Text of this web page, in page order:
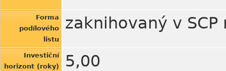
Forma
podílového
listu
zaknihovaný v SCP
Investiční
horizont (roky)
5,00